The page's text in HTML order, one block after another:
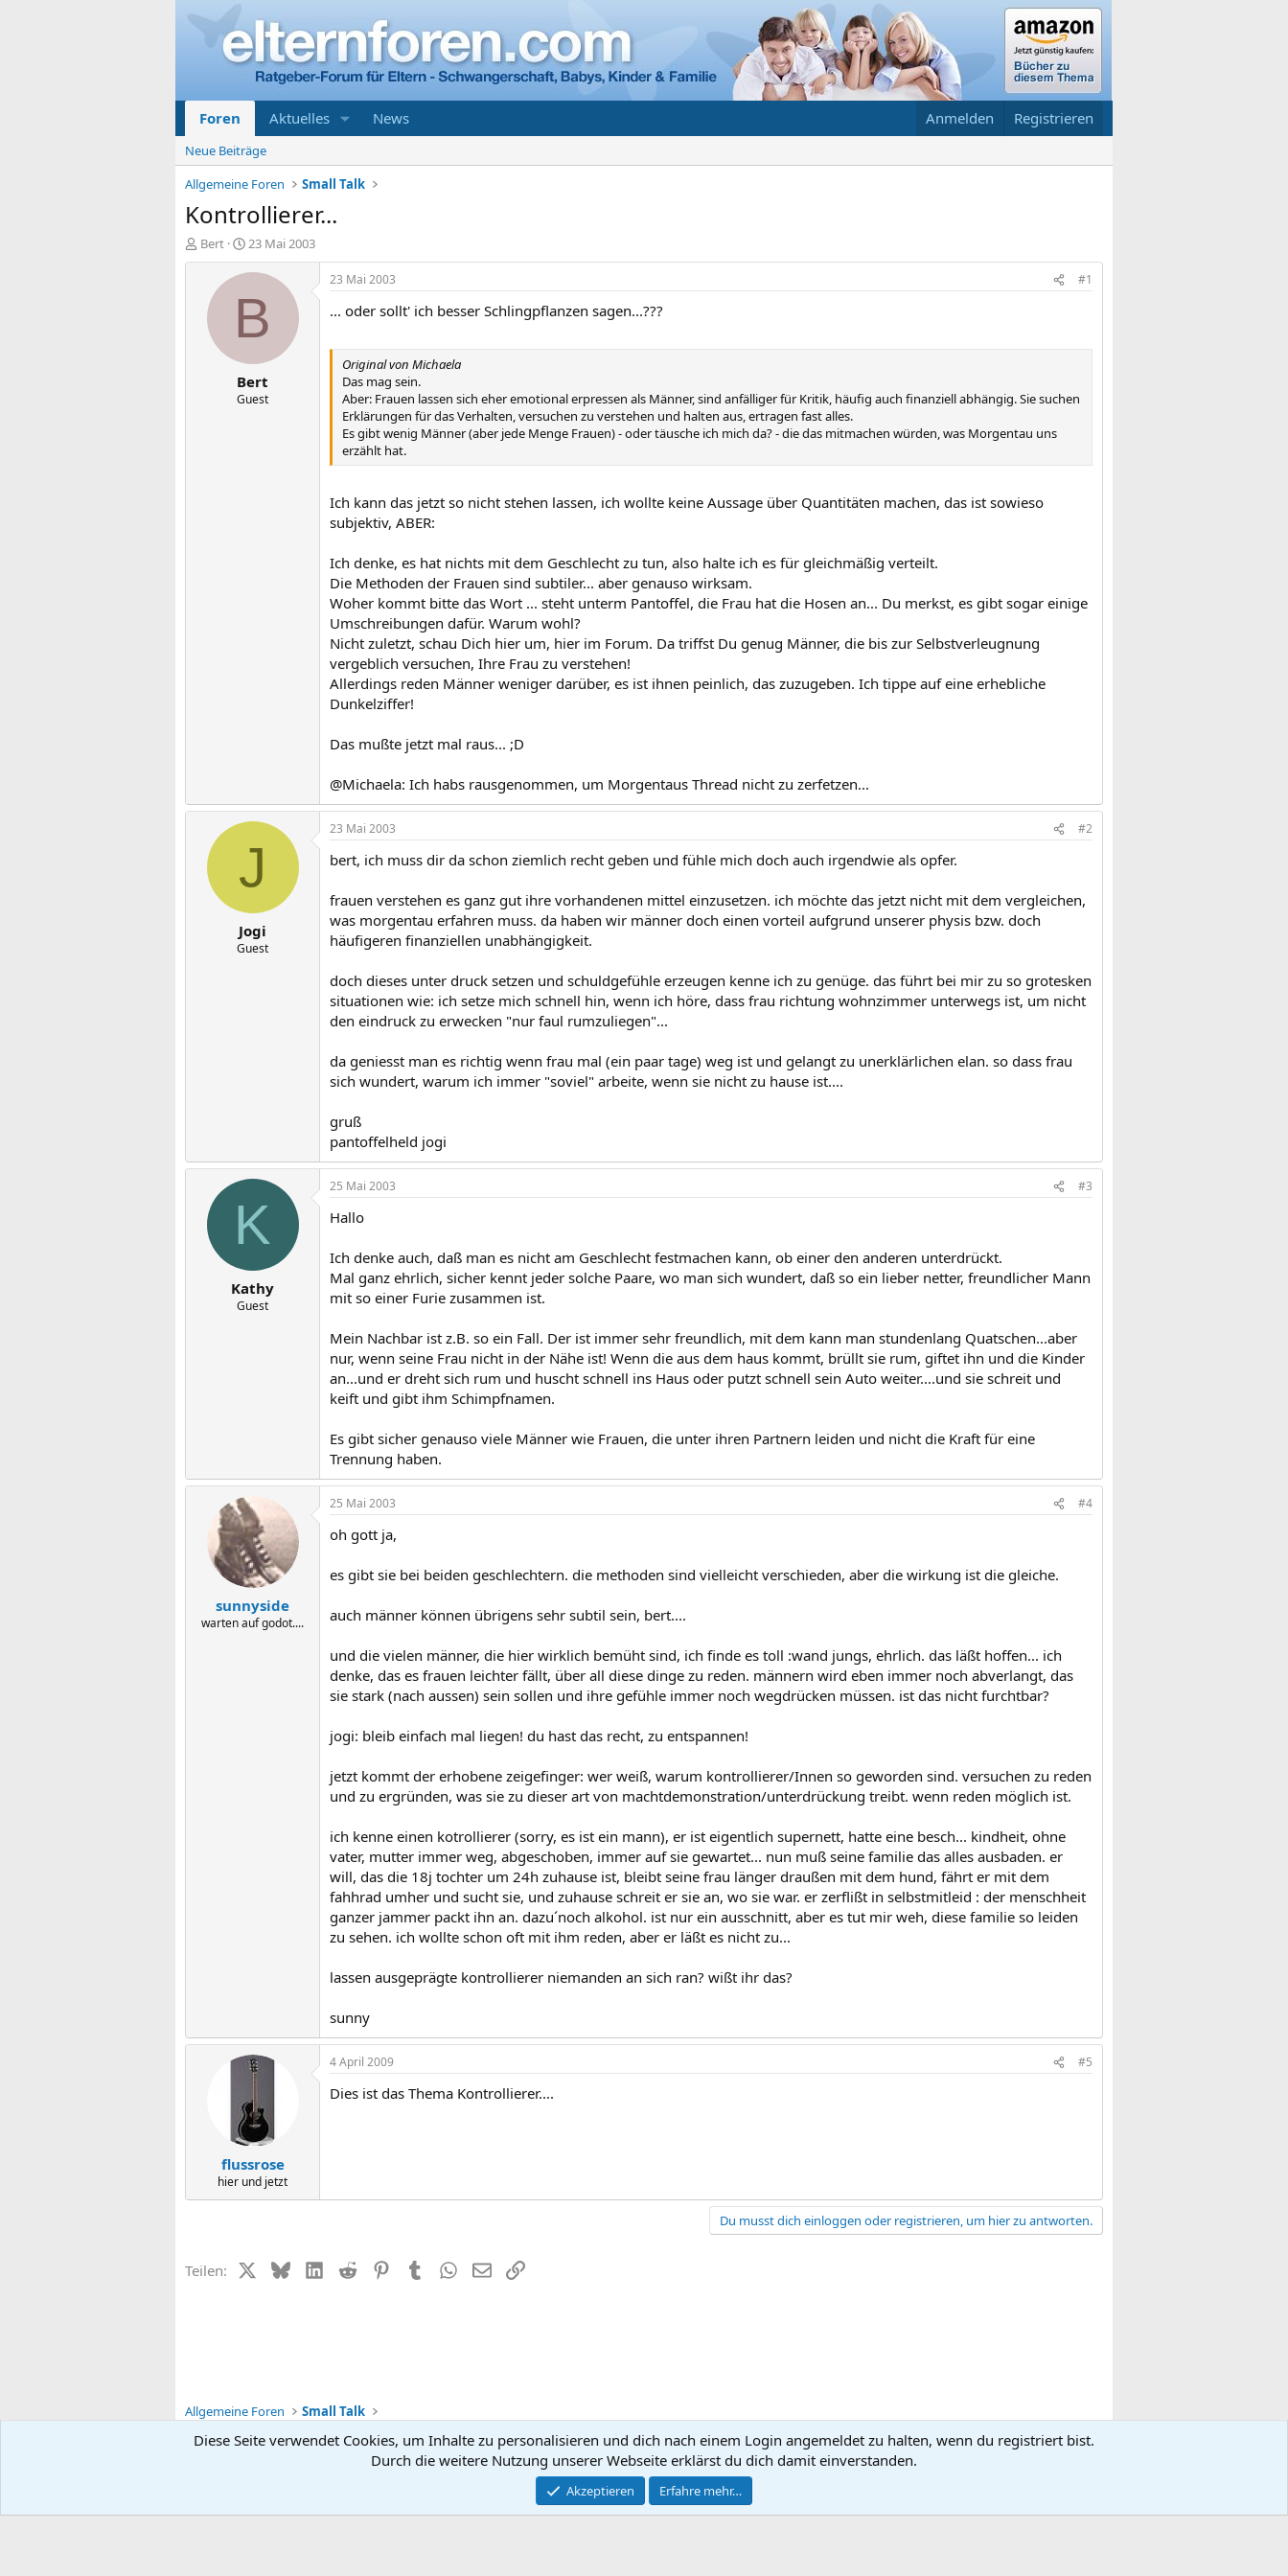
Foren Aktuelles News Anmelden Registrieren
Neue Beiträge
Allgemeine Foren
Small Talk
Kontrollierer...
E
r
Bert
E
r
s
e
l
t
a
m
23 Mai 2003
B
Bert
Guest
23 Mai 2003 #1
... oder sollt' ich besser Schlingpflanzen sagen...???
Original von Michaela
Das mag sein.
Aber: Frauen lassen sich eher emotional erpressen als Männer, sind anfälliger für Kritik, häufig auch finanziell abhängig. Sie suchen
Erklärungen für das Verhalten, versuchen zu verstehen und halten aus, ertragen fast alles.
Es gibt wenig Männer (aber jede Menge Frauen) - oder täusche ich mich da? - die das mitmachen würden, was Morgentau uns
erzählt hat.
Ich kann das jetzt so nicht stehen lassen, ich wollte keine Aussage über Quantitäten machen, das ist sowieso
subjektiv, ABER:
Ich denke, es hat nichts mit dem Geschlecht zu tun, also halte ich es für gleichmäßig verteilt.
Die Methoden der Frauen sind subtiler... aber genauso wirksam.
Woher kommt bitte das Wort ... steht unterm Pantoffel, die Frau hat die Hosen an... Du merkst, es gibt sogar einige
Umschreibungen dafür. Warum wohl?
Nicht zuletzt, schau Dich hier um, hier im Forum. Da triffst Du genug Männer, die bis zur Selbstverleugnung
vergeblich versuchen, Ihre Frau zu verstehen!
Allerdings reden Männer weniger darüber, es ist ihnen peinlich, das zuzugeben. Ich tippe auf eine erhebliche
Dunkelziffer!
Das mußte jetzt mal raus... ;D
@Michaela: Ich habs rausgenommen, um Morgentaus Thread nicht zu zerfetzen...
J
Jogi
Guest
23 Mai 2003 #2
bert, ich muss dir da schon ziemlich recht geben und fühle mich doch auch irgendwie als opfer.
frauen verstehen es ganz gut ihre vorhandenen mittel einzusetzen. ich möchte das jetzt nicht mit dem vergleichen,
was morgentau erfahren muss. da haben wir männer doch einen vorteil aufgrund unserer physis bzw. doch
häufigeren finanziellen unabhängigkeit.
doch dieses unter druck setzen und schuldgefühle erzeugen kenne ich zu genüge. das führt bei mir zu so grotesken
situationen wie: ich setze mich schnell hin, wenn ich höre, dass frau richtung wohnzimmer unterwegs ist, um nicht
den eindruck zu erwecken "nur faul rumzuliegen"...
da geniesst man es richtig wenn frau mal (ein paar tage) weg ist und gelangt zu unerklärlichen elan. so dass frau
sich wundert, warum ich immer "soviel" arbeite, wenn sie nicht zu hause ist....
gruß
pantoffelheld jogi
K
Kathy
Guest
25 Mai 2003 #3
Hallo
Ich denke auch, daß man es nicht am Geschlecht festmachen kann, ob einer den anderen unterdrückt.
Mal ganz ehrlich, sicher kennt jeder solche Paare, wo man sich wundert, daß so ein lieber netter, freundlicher Mann
mit so einer Furie zusammen ist.
Mein Nachbar ist z.B. so ein Fall. Der ist immer sehr freundlich, mit dem kann man stundenlang Quatschen...aber
nur, wenn seine Frau nicht in der Nähe ist! Wenn die aus dem haus kommt, brüllt sie rum, giftet ihn und die Kinder
an...und er dreht sich rum und huscht schnell ins Haus oder putzt schnell sein Auto weiter....und sie schreit und
keift und gibt ihm Schimpfnamen.
Es gibt sicher genauso viele Männer wie Frauen, die unter ihren Partnern leiden und nicht die Kraft für eine
Trennung haben.
sunnyside
warten auf godot....
25 Mai 2003 #4
oh gott ja,
es gibt sie bei beiden geschlechtern. die methoden sind vielleicht verschieden, aber die wirkung ist die gleiche.
auch männer können übrigens sehr subtil sein, bert....
und die vielen männer, die hier wirklich bemüht sind, ich finde es toll :wand jungs, ehrlich. das läßt hoffen... ich
denke, das es frauen leichter fällt, über all diese dinge zu reden. männern wird eben immer noch abverlangt, das
sie stark (nach aussen) sein sollen und ihre gefühle immer noch wegdrücken müssen. ist das nicht furchtbar?
jogi: bleib einfach mal liegen! du hast das recht, zu entspannen!
jetzt kommt der erhobene zeigefinger: wer weiß, warum kontrollierer/Innen so geworden sind. versuchen zu reden
und zu ergründen, was sie zu dieser art von machtdemonstration/unterdrückung treibt. wenn reden möglich ist.
ich kenne einen kotrollierer (sorry, es ist ein mann), er ist eigentlich supernett, hatte eine besch... kindheit, ohne
vater, mutter immer weg, abgeschoben, immer auf sie gewartet... nun muß seine familie das alles ausbaden. er
will, das die 18j tochter um 24h zuhause ist, bleibt seine frau länger draußen mit dem hund, fährt er mit dem
fahhrad umher und sucht sie, und zuhause schreit er sie an, wo sie war. er zerflißt in selbstmitleid : der menschheit
ganzer jammer packt ihn an. dazu´noch alkohol. ist nur ein ausschnitt, aber es tut mir weh, diese familie so leiden
zu sehen. ich wollte schon oft mit ihm reden, aber er läßt es nicht zu...
lassen ausgeprägte kontrollierer niemanden an sich ran? wißt ihr das?
sunny
flussrose
hier und jetzt
4 April 2009 #5
Dies ist das Thema Kontrollierer....
Du musst dich einloggen oder registrieren, um hier zu antworten.
Teilen: X (Twitter)
BlueskyLinkedIn
Reddit PinterestTumblrWhatsApp
E-MailLink
Allgemeine Foren Small Talk
Kontakt Nutzungsbedingungen Datenschutz
Community platform by XenForo ® © 2010-2026 XenForo Ltd.
Diese Seite verwendet Cookies, um Inhalte zu personalisieren und dich nach einem Login angemeldet zu halten, wenn du registriert bist.
Durch die weitere Nutzung unserer Webseite erklärst du dich damit einverstanden.
Akzeptieren Erfahre mehr…